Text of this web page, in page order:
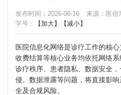
发布时间：2026-06-16 来源：医信
字号：
【加大】 【减小】
医院信息化网络是诊疗工作的核心
收费结算等核心业务均依托网络
诊疗秩序、患者隐私、数据安全
侵、数据泄露等问题，将直接影
全及合规风险。